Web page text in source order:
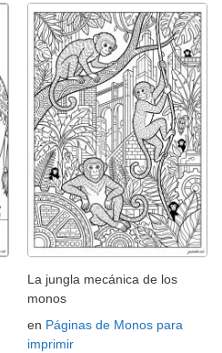
La jungla mecánica de los
monos
en Páginas de Monos para
imprimir